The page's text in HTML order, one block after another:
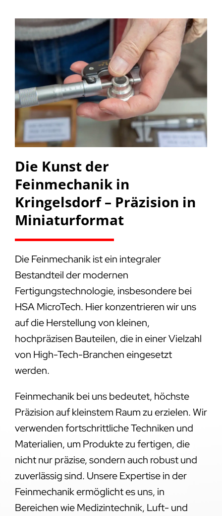
Die Kunst der
Feinmechanik in
Kringelsdorf – Präzision in
Miniaturformat
Die Feinmechanik ist ein integraler
Bestandteil der modernen
Fertigungstechnologie, insbesondere bei
HSA MicroTech. Hier konzentrieren wir uns
auf die Herstellung von kleinen,
hochpräzisen Bauteilen, die in einer Vielzahl
von High-Tech-Branchen eingesetzt
werden.
Feinmechanik bei uns bedeutet, höchste
Präzision auf kleinstem Raum zu erzielen. Wir
verwenden fortschrittliche Techniken und
Materialien, um Produkte zu fertigen, die
nicht nur präzise, sondern auch robust und
zuverlässig sind. Unsere Expertise in der
Feinmechanik ermöglicht es uns, in
Bereichen wie Medizintechnik, Luft- und